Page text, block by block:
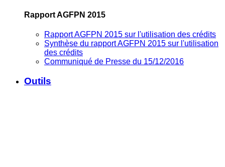
Rapport AGFPN 2015
Rapport AGFPN 2015 sur l'utilisation des crédits
Synthèse du rapport AGFPN 2015 sur l'utilisation
des crédits
Communiqué de Presse du 15/12/2016
Outils